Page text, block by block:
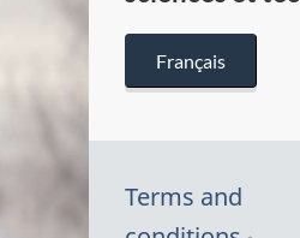
Français
Terms and